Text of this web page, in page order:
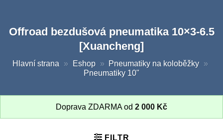
Offroad bezdušová pneumatika 10×3-6.5
[Xuancheng]
Hlavní strana » Eshop » Pneumatiky na koloběžky »
Pneumatiky 10"
Doprava ZDARMA od 2 000 Kč
FILTR